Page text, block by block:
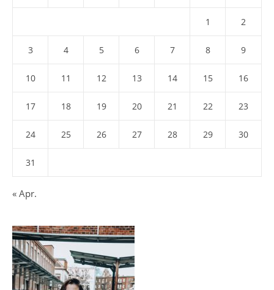
1 2
3 4 5 6 7 8 9
10 11 12 13 14 15 16
17 18 19 20 21 22 23
24 25 26 27 28 29 30
31
« Apr.